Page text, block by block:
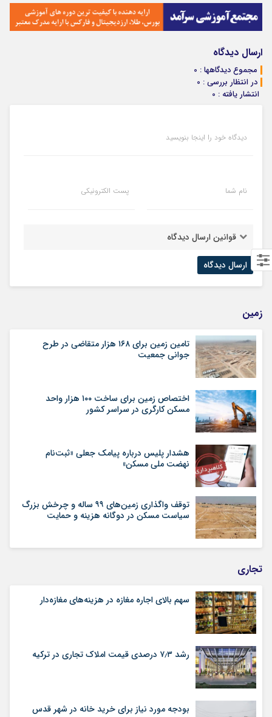
ارسال دیدگاه
مجموع دیدگاهها : 0
در انتظار بررسی : 0
انتشار یافته : 0
دیدگاه خود را اینجا بنویسید
نام شما پست الکترونیکی
قوانین ارسال دیدگاه
زمین
تامین زمین برای ۱۶۸ هزار متقاضی در طرح
جوانی جمعیت
اختصاص زمین برای ساخت ۱۰۰ هزار واحد
مسکن کارگری در سراسر کشور
هشدار پلیس درباره پیامک جعلی «ثبت‌نام
نهضت ملی مسکن»
توقف واگذاری زمین‌های ۹۹ ساله و چرخش بزرگ
سیاست مسکن در دوگانه هزینه و حمایت
تجاری
سهم بالای اجاره‌‌ مغازه در هزینه‌‌های مغازه‌‌دار
رشد ۷٫۳ درصدی قیمت‌ املاک تجاری در ترکیه
بودجه مورد نیاز برای خرید خانه در شهر قدس